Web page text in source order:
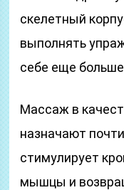
скелетный
выполнять
себе еще
Массаж в
назначают
стимулирует
мышцы и